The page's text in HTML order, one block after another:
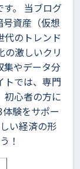
。 当ブログ
号資産（仮想
代のトレンド
の激しいクリ
集やデータ分
トでは、専門
初心者の方に
験をサポー
い経済の形
！